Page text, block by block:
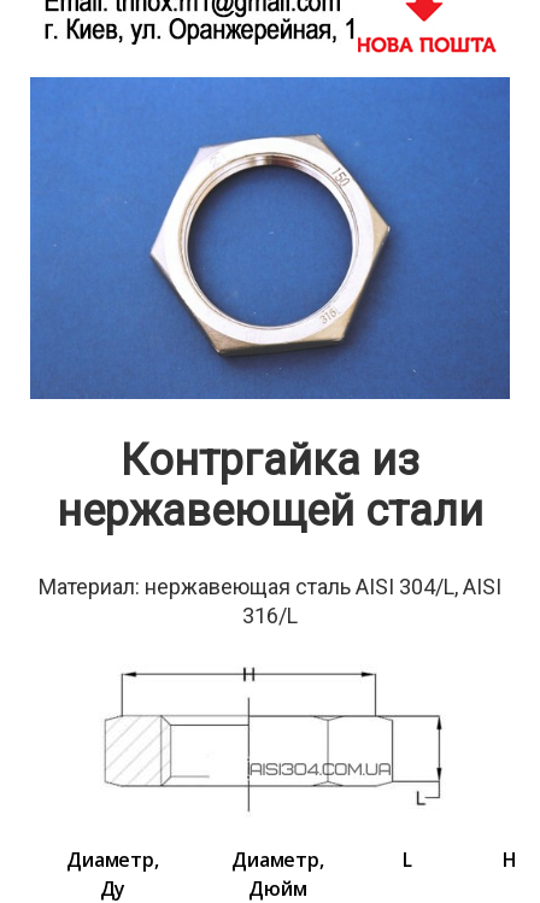
Контргайка из
нержавеющей стали
Материал: нержавеющая сталь AISI 304/L, AISI
316/L
Диаметр,
Ду
Диаметр,
Дюйм
L H